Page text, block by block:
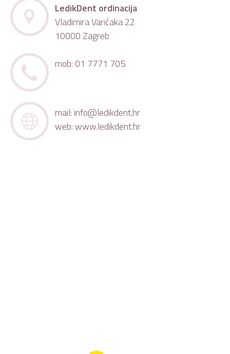
LedikDent ordinacija
Vladimira Varićaka 22
10000 Zagreb
mob: 01 7771 705
mail: info@ledikdent.hr
web:www.ledikdent.hr